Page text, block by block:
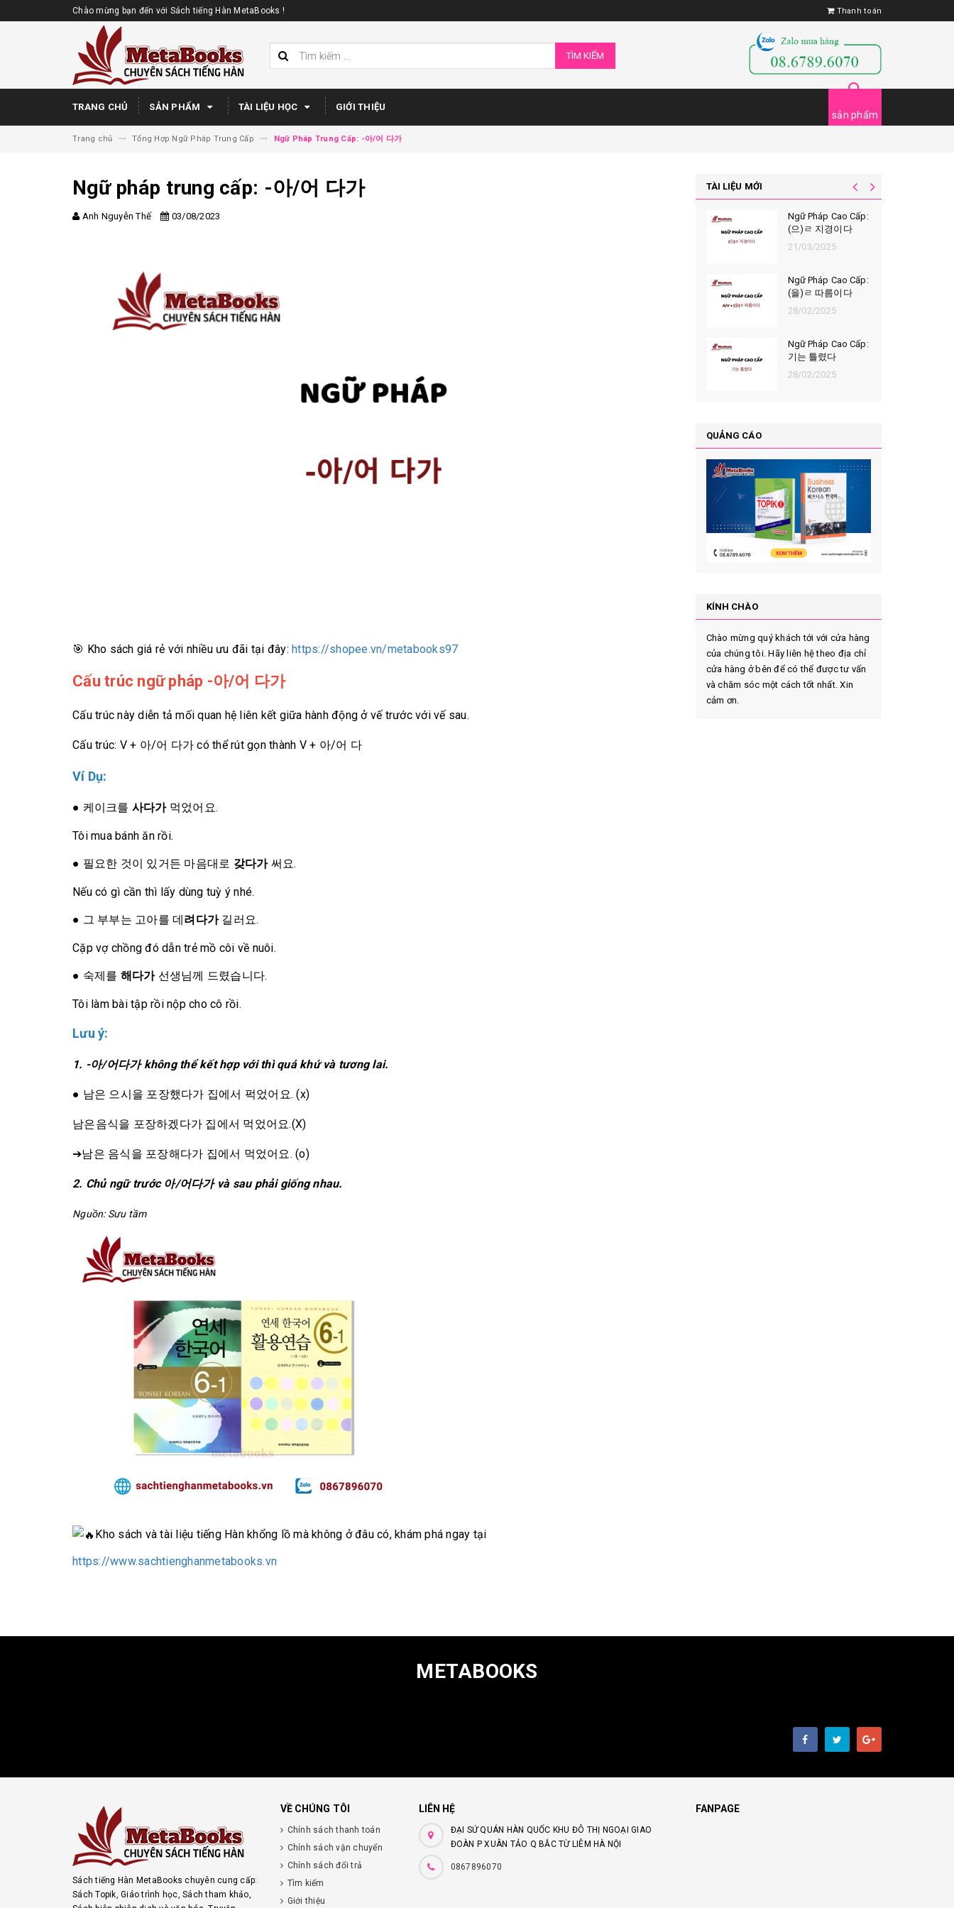
Chào mừng bạn đến với Sách tiếng Hàn MetaBooks ! Thanh toán
TÌM KIẾM
TRANG CHỦ SẢN PHẨM TÀI LIỆU HỌC GIỚI THIỆU
sản phẩm
Trang chủ Tổng Hợp Ngữ Pháp Trung Cấp Ngữ Pháp Trung Cấp: -아/어 다가
Ngữ pháp trung cấp: -아/어 다가
Anh Nguyễn Thế 03/08/2023
🎯 Kho sách giá rẻ với nhiều ưu đãi tại đây: https://shopee.vn/metabooks97
Cấu trúc ngữ pháp -아/어 다가
Cấu trúc này diễn tả mối quan hệ liên kết giữa hành động ở vế trước với vế sau.
Cấu trúc: V + 아/어 다가 có thể rút gọn thành V + 아/어 다
Ví Dụ:
● 케이크를 사다가먹었어요.
Tôi mua bánh ăn rồi.
● 필요한 것이 있거든 마음대로 갖다가써요.
Nếu có gì cần thì lấy dùng tuỳ ý nhé.
● 그 부부는 고아를 데려다가길러요.
Cặp vợ chồng đó dẫn trẻ mồ côi về nuôi.
● 숙제를 해다가선생님께 드렸습니다.
Tôi làm bài tập rồi nộp cho cô rồi.
Lưu ý:
1. -아/어다가 không thể kết hợp với thì quá khứ và tương lai.
● 남은 으시을 포장했다가 집에서 퍽었어요. (x)
남은음식을 포장하겠다가 집에서 먹었어요.(X)
➔남은 음식을 포장해다가 집에서 먹었어요. (o)
2. Chủ ngữ trước 아/어다가 và sau phải giống nhau.
Nguồn: Sưu tầm
Kho sách và tài liệu tiếng Hàn khổng lồ mà không ở đâu có, khám phá ngay tại
https://www.sachtienghanmetabooks.vn
TÀI LIỆU MỚI
Ngữ Pháp Cao Cấp:
(으)ㄹ 지경이다
21/03/2025
Ngữ Pháp Cao Cấp:
(을)ㄹ 따름이다
28/02/2025
Ngữ Pháp Cao Cấp:
기는 틀렸다
28/02/2025
QUẢNG CÁO
KÍNH CHÀO
Chào mừng quý khách tới với cửa hàng
của chúng tôi. Hãy liên hệ theo địa chỉ
cửa hàng ở bên để có thể được tư vấn
và chăm sóc một cách tốt nhất. Xin
cảm ơn.
METABOOKS
Sách tiếng Hàn MetaBooks chuyên cung cấp:
Sách Topik, Giáo trình học, Sách tham khảo,
VỀ CHÚNG TÔI
Chính sách thanh toán
Chính sách vận chuyển
Chính sách đổi trả
Tìm kiếm
Giới thiệu
LIÊN HỆ
ĐẠI SỨ QUÁN HÀN QUỐC KHU ĐÔ THỊ NGOẠI GIAO
ĐOÀN P XUÂN TẢO Q BẮC TỪ LIÊM HÀ NỘI
0867896070
FANPAGE